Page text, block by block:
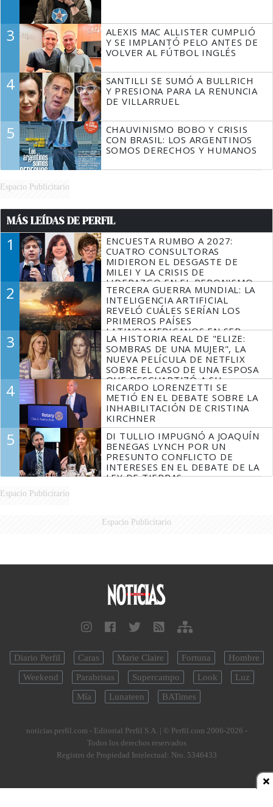
3
ALEXIS MAC ALLISTER CUMPLIÓ
Y SE IMPLANTÓ PELO ANTES DE
VOLVER AL FÚTBOL INGLÉS
4
SANTILLI SE SUMÓ A BULLRICH
Y PRESIONA PARA LA RENUNCIA
DE VILLARRUEL
5
CHAUVINISMO BOBO Y CRISIS
CON BRASIL: LOS ARGENTINOS
SOMOS DERECHOS Y HUMANOS
Espacio Publicitario
MÁS LEÍDAS DE PERFIL
1
ENCUESTA RUMBO A 2027:
CUATRO CONSULTORAS
MIDIERON EL DESGASTE DE
MILEI Y LA CRISIS DE
LIDERAZGO EN EL PERONISMO
2
TERCERA GUERRA MUNDIAL: LA
INTELIGENCIA ARTIFICIAL
REVELÓ CUÁLES SERÍAN LOS
PRIMEROS PAÍSES
LATINOAMERICANOS EN SER
DERROTADOS
3
LA HISTORIA REAL DE "ELIZE:
SOMBRAS DE UNA MUJER", LA
NUEVA PELÍCULA DE NETFLIX
SOBRE EL CASO DE UNA ESPOSA
QUE DESCUARTIZÓ A SU
MARIDO
4
RICARDO LORENZETTI SE
METIÓ EN EL DEBATE SOBRE LA
INHABILITACIÓN DE CRISTINA
KIRCHNER
5
DI TULLIO IMPUGNÓ A JOAQUÍN
BENEGAS LYNCH POR UN
PRESUNTO CONFLICTO DE
INTERESES EN EL DEBATE DE LA
LEY DE TIERRAS
Espacio Publicitario
Espacio Publicitario
Diario Perfil Caras Marie Claire Fortuna
Hombre
Weekend
Parabrisas Supercampo Look
Luz
Mía
Lunateen BATimes
noticias.perfil.com - Editorial Perfil S.A. | © Perfil.com 2006-2026 -
Todos los derechos reservados
Registro de Propiedad Intelectual: Nro. 5346433